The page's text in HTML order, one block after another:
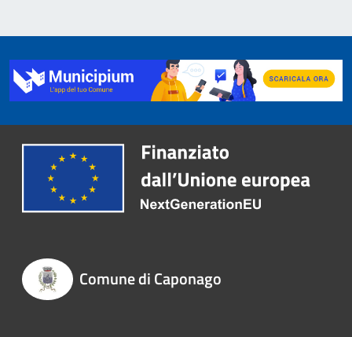
Comune di Caponago